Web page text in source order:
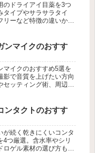
のドライアイ目薬を3つ
タイプやサラサラタイ
リーなど特徴の違いから
ンマイクのおすす
マイクのおすすめ5選を
影で音質を上げたい方向
セッティング術、周辺機
ンタクトのおすす
が続く乾きにくいコンタ
4つ厳選。含水率やシリ
ロゲル素材の選び方も紹